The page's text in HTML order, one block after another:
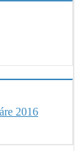
2016